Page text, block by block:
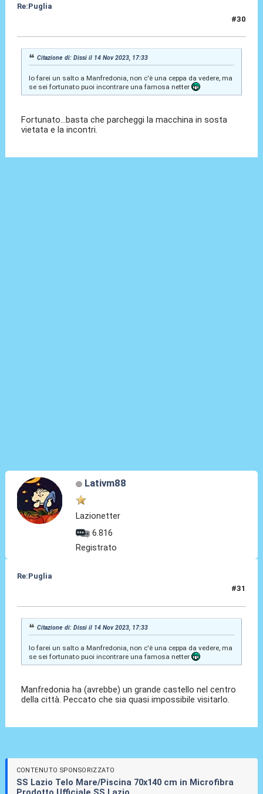
Re:Puglia
#30
Citazione di: Dissi il 14 Nov 2023, 17:33
Io farei un salto a Manfredonia, non c'è una ceppa da vedere, ma
se sei fortunato puoi incontrare una famosa netter
Fortunato...basta che parcheggi la macchina in sosta
vietata e la incontri.
Lativm88
Lazionetter
6.816
Registrato
Re:Puglia
#31
Citazione di: Dissi il 14 Nov 2023, 17:33
Io farei un salto a Manfredonia, non c'è una ceppa da vedere, ma
se sei fortunato puoi incontrare una famosa netter
Manfredonia ha (avrebbe) un grande castello nel centro
della città. Peccato che sia quasi impossibile visitarlo.
CONTENUTO SPONSORIZZATO
SS Lazio Telo Mare/Piscina 70x140 cm in Microfibra